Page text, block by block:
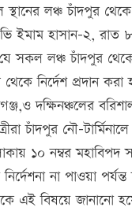
স্থানের লঞ্চ চাঁদপুর
ইমাম হাসান-২, রাত
যে সকল লঞ্চ চাঁদপুর
নির্দেশ প্রদান
দক্ষিনঞ্চলের
চাঁদপুর নৌ-
১০ নম্বর
না পাওয়া
এই বিষয়ে জানানো